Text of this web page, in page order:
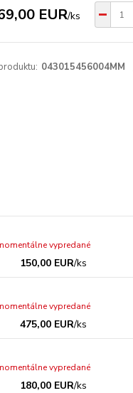
EUR/ks
043015456004MM
150,00 EUR/ks
vypredané
475,00 EUR/ks
vypredané
180,00 EUR/ks
vypredané